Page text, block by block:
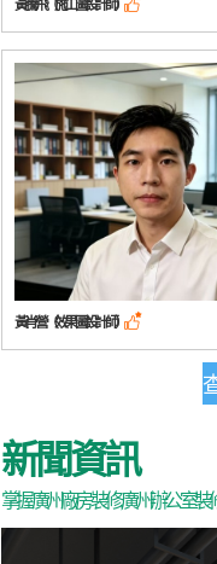
黃騰飛（施工圖設計師） 
黃肖營（效果圖設計師） 
新聞資訊
掌握廣州廠房裝修,廣州辦公室